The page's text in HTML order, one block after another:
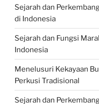
Sejarah dan
di Indonesia
Sejarah dan Fungsi
Indonesia
Menelusuri Kekayaan
Perkusi Tradisional
Sejarah dan